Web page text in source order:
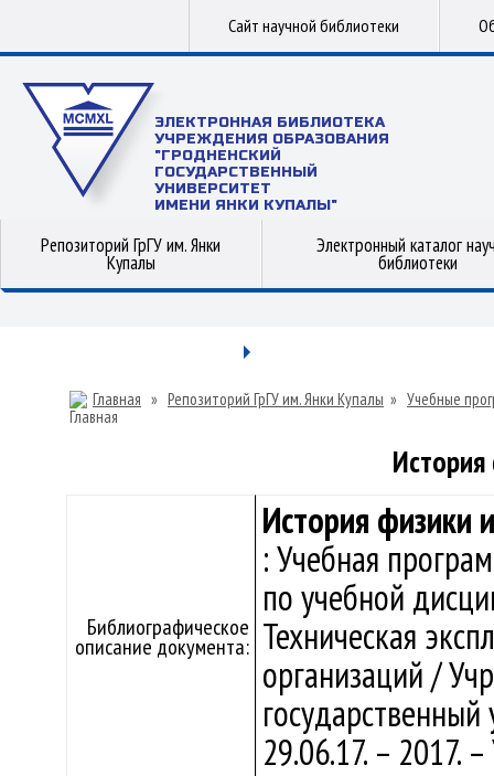
Сайт научной библиотеки
ЭЛЕКТРОННАЯ БИБЛИОТЕКА
УЧРЕЖДЕНИЯ ОБРАЗОВАНИЯ
"ГРОДНЕНСКИЙ
ГОСУДАРСТВЕННЫЙ
УНИВЕРСИТЕТ
ИМЕНИ ЯНКИ КУПАЛЫ"
Репозиторий ГрГУ им. Янки
Купалы
Электронный каталог
библиотеки
Главная » Репозиторий ГрГУ им. Янки Купалы » Учебные
Библиографическое
описание документа:
История физики
: Учебная
по учебной
Техническая
организаций /
29.06.17. – 2017.